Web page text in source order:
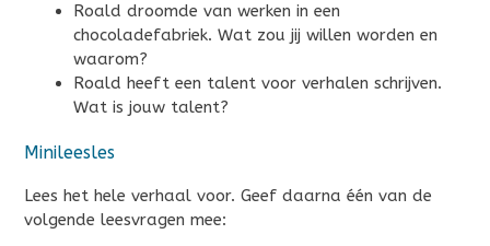
Roald droomde van werken in een
chocoladefabriek. Wat zou jij willen worden en
waarom?
Roald heeft een talent voor verhalen schrijven.
Wat is jouw talent?
Minileesles
Lees het hele verhaal voor. Geef daarna één van de
volgende leesvragen mee: